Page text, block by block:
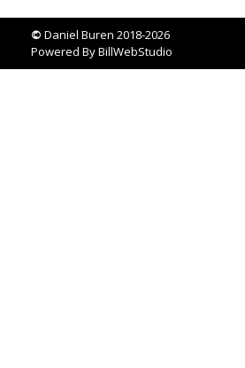
© Daniel Buren 2018-2026
Powered ByBillWebStudio